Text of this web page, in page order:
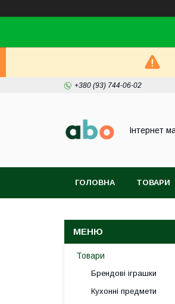
+380 (93) 744-06-02
Інтернет
ГОЛОВНА ТОВАРИ
Товари
Брендові іграшки
Кухонні предмети